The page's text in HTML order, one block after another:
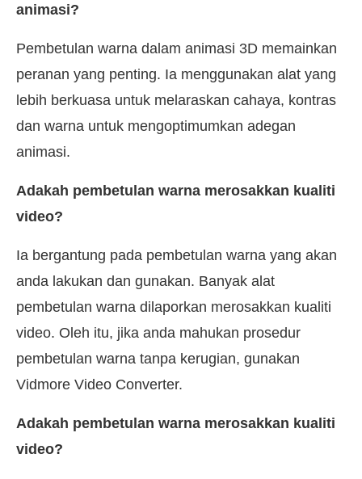
animasi?
Pembetulan warna dalam animasi 3D memainkan
peranan yang penting. Ia menggunakan alat yang
lebih berkuasa untuk melaraskan cahaya, kontras
dan warna untuk mengoptimumkan adegan
animasi.
Adakah pembetulan warna merosakkan kualiti
video?
Ia bergantung pada pembetulan warna yang akan
anda lakukan dan gunakan. Banyak alat
pembetulan warna dilaporkan merosakkan kualiti
video. Oleh itu, jika anda mahukan prosedur
pembetulan warna tanpa kerugian, gunakan
Vidmore Video Converter.
Adakah pembetulan warna merosakkan kualiti
video?